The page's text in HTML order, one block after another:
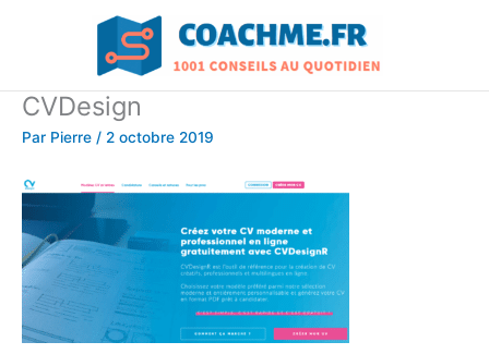
CVDesign
Par Pierre / 2 octobre 2019